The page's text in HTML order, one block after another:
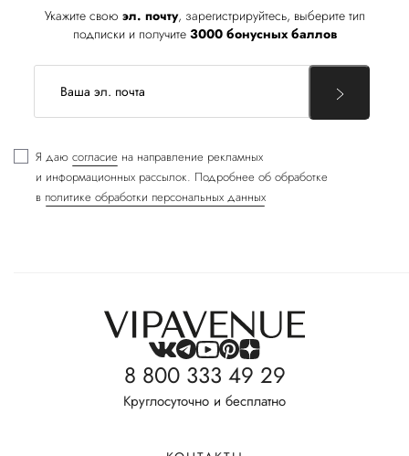
Укажите свою эл. почту, зарегистрируйтесь, выберите тип
подписки и получите 3000 бонусных баллов
Я даю согласие на направление рекламных
и информационных рассылок. Подробнее об обработке
в политике обработки персональных данных
8 800 333 49 29
Круглосуточно и бесплатно